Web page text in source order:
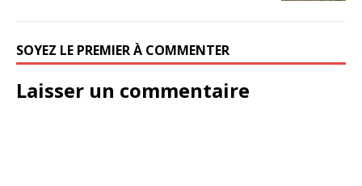
SOYEZ LE PREMIER À COMMENTER
Laisser un commentaire